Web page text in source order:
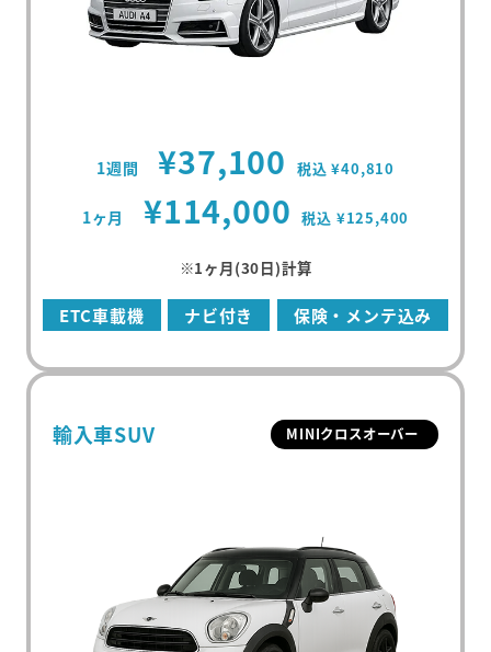
初めての方
マンスリーレンタカーとは
保険/補償について
事故・故障について
マンスリープラン
ウィークリープラン
空港配車・引取プラン
車種から選ぶ
軽ミニクラス
軽ボックスクラス
ハイブリッドクラス
ミニバンクラス
トヨタミニバンクラス
高年式車両
高年式レンタカー
エリアから探す
千葉県
法人向け
1週間 ¥37,100 税込 ¥40,810
1ヶ月 ¥114,000 税込 ¥125,400
※1ヶ月(30日)計算
ETC車載機 ナビ付き 保険・メンテ込み
輸入車SUV MINIクロスオーバー